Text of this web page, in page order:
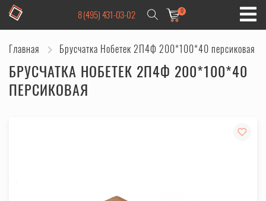
8 (495) 431-03-02 0
Главная Брусчатка Нобетек 2П4Ф 200*100*40 персиковая
БРУСЧАТКА НОБЕТЕК 2П4Ф 200*100*40
ПЕРСИКОВАЯ